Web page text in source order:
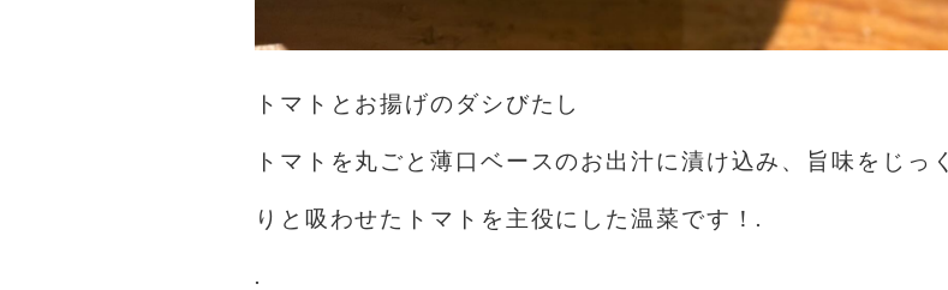
トマトとお揚げのダシびたし
トマトを丸ごと薄口ベースのお出汁に漬け込み、旨味をじっく
りと吸わせたトマトを主役にした温菜です！.
.